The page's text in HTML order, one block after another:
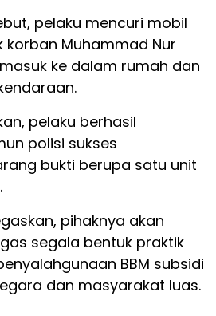
pelaku mencuri mobil
korban Muhammad Nur
ke dalam rumah dan
pelaku berhasil
polisi sukses
bukti berupa satu unit
pihaknya akan
segala bentuk praktik
BBM subsidi
dan masyarakat luas.